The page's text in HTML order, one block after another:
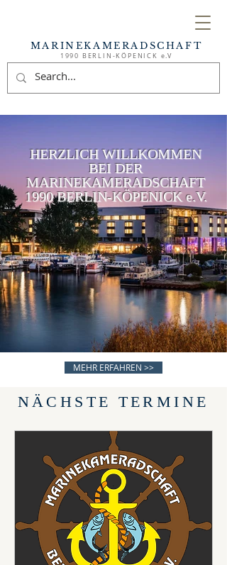
MARINEKAMERADSCHAFT
1990 BERLIN-KÖPENICK e.V
HERZLICH WILLKOMMEN
BEI DER
MARINEKAMERADSCHAFT
1990 BERLIN-KÖPENICK e.V.
MEHR ERFAHREN >>
NÄCHSTE TERMINE